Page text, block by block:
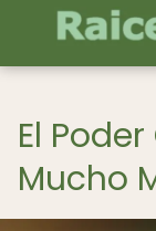
El
Mucho